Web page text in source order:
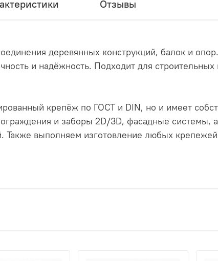
Отзывы
деревянных конструкций, балок и опор.
и надёжность. Подходит для
крепёж по ГОСТ и DIN, но и имеет
и заборы 2D/3D, фасадные системы,
выполняем изготовление любых крепежей